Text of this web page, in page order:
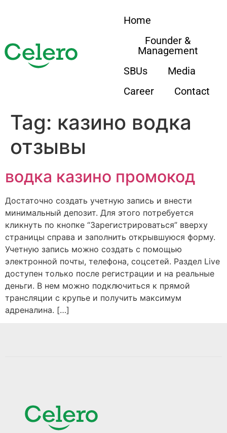
Home
Founder &
Management
SBUs
Media
Career
Contact
Tag: казино водка
отзывы
водка казино промокод
Достаточно создать учетную запись и внести
минимальный депозит. Для этого потребуется
кликнуть по кнопке “Зарегистрироваться” вверху
страницы справа и заполнить открывшуюся форму.
Учетную запись можно создать с помощью
электронной почты, телефона, соцсетей. Раздел Live
доступен только после регистрации и на реальные
деньги. В нем можно подключиться к прямой
трансляции с крупье и получить максимум
адреналина. […]